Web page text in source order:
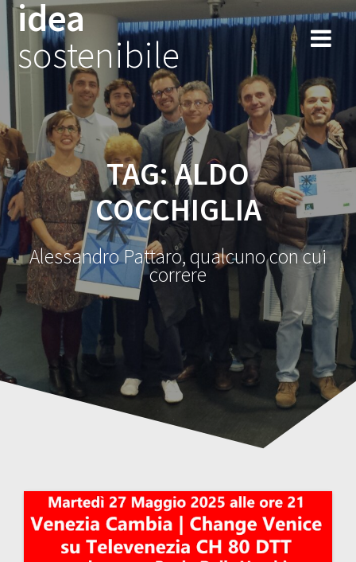
al
contenuto
idea
sostenibile
TAG:ALDO
COCCHIGLIA
Alessandro Pattaro, qualcuno con cui
correre